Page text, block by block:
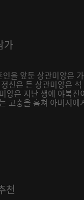
가
을 앞둔 상관미앙은
신은 든 상관미앙은
앙은 지난 생에 야북
고충을 훔쳐 아버지
천